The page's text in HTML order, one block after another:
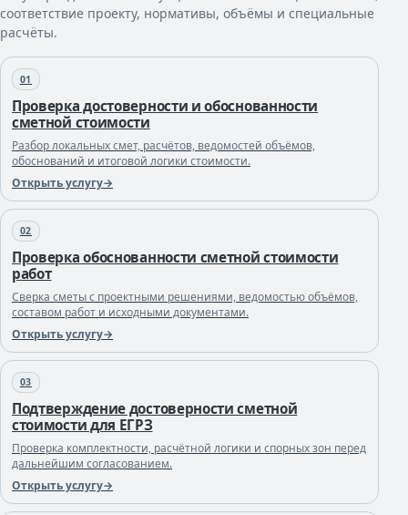
соответствие проекту, нормативы, объёмы и специальные
расчёты.
01
Проверка достоверности и обоснованности
сметной стоимости
Разбор локальных смет, расчётов, ведомостей объёмов,
обоснований и итоговой логики стоимости.
Открыть услугу
02
Проверка обоснованности сметной стоимости
работ
Сверка сметы с проектными решениями, ведомостью объёмов,
составом работ и исходными документами.
Открыть услугу
03
Подтверждение достоверности сметной
стоимости для ЕГРЗ
Проверка комплектности, расчётной логики и спорных зон перед
дальнейшим согласованием.
Открыть услугу